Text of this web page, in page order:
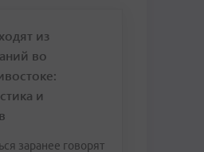
из
во
и
заранее говорят